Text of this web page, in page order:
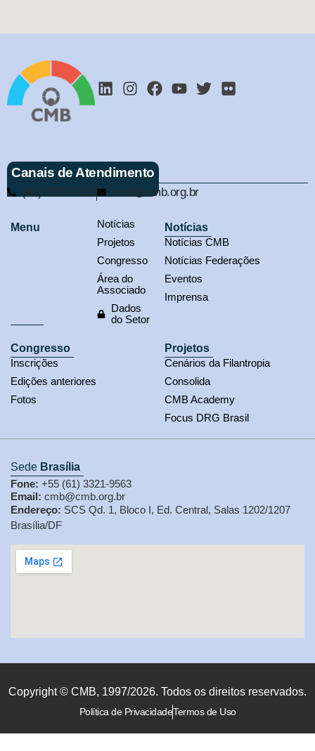
Canais de Atendimento
(61) 3321-9563 cmb@cmb.org.br
Menu
Notícias
Projetos
Congresso
Área do
Associado
Dados
do Setor
Notícias
Notícias CMB
Notícias Federações
Eventos
Imprensa
Congresso
Inscrições
Edições anteriores
Fotos
Projetos
Cenários da Filantropia
Consolida
CMB Academy
Focus DRG Brasil
Sede Brasília
Fone: +55 (61) 3321-9563
Email: cmb@cmb.org.br
Endereço: SCS Qd. 1, Bloco I, Ed. Central, Salas 1202/1207
Brasília/DF
Copyright © CMB, 1997/2026. Todos os direitos reservados.
Política de PrivacidadeTermos de Uso